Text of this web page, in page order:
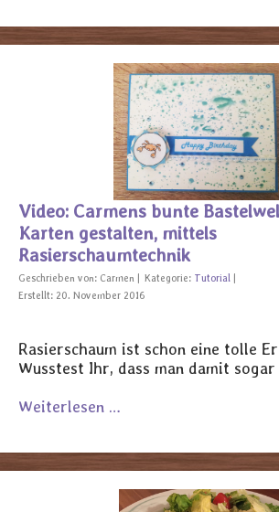
Video: Carmens bunte
Karten gestalten, mittels
Rasierschaumtechnik
Geschrieben von: Carmen Kategorie: Tutorial
Erstellt: 20. November 2016
Rasierschaum ist schon eine tolle
Wusstest Ihr, dass man damit sogar
Weiterlesen …